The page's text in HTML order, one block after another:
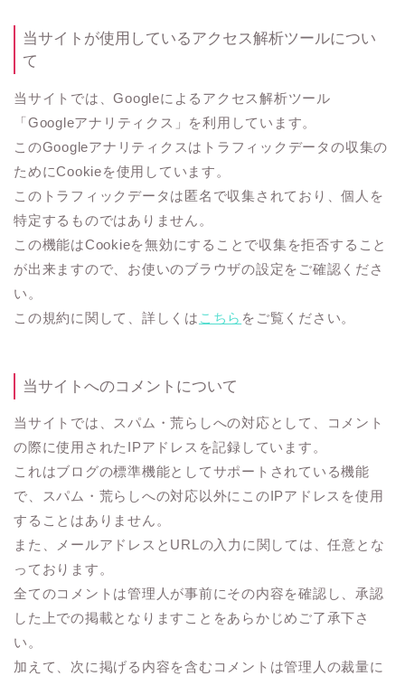
当サイトが使用しているアクセス解析ツールについ
て
当サイトでは、Googleによるアクセス解析ツール
「Googleアナリティクス」を利用しています。
このGoogleアナリティクスはトラフィックデータの収集の
ためにCookieを使用しています。
このトラフィックデータは匿名で収集されており、個人を
特定するものではありません。
この機能はCookieを無効にすることで収集を拒否すること
が出来ますので、お使いのブラウザの設定をご確認くださ
い。
この規約に関して、詳しくは こちら をご覧ください。
当サイトへのコメントについて
当サイトでは、スパム・荒らしへの対応として、コメント
の際に使用されたIPアドレスを記録しています。
これはブログの標準機能としてサポートされている機能
で、スパム・荒らしへの対応以外にこのIPアドレスを使用
することはありません。
また、メールアドレスとURLの入力に関しては、任意とな
っております。
全てのコメントは管理人が事前にその内容を確認し、承認
した上での掲載となりますことをあらかじめご了承下さ
い。
加えて、次に掲げる内容を含むコメントは管理人の裁量に